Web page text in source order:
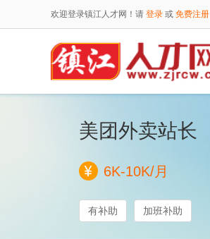
欢迎登录镇江人才网！请 登录 或 免费注册
美团外卖站长
6K-10K/月
有补助 加班补助